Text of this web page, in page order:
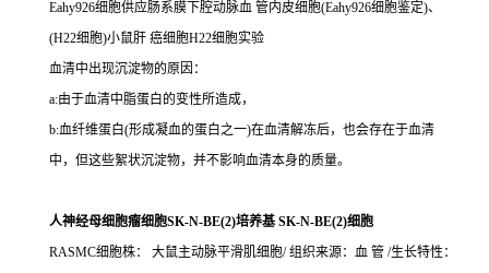
Eahy926细胞供应肠系膜下腔动脉血 管内皮细胞(Eahy926细胞鉴定)、
(H22细胞)小鼠肝 癌细胞H22细胞实验
血清中出现沉淀物的原因：
a:由于血清中脂蛋白的变性所造成，
b:血纤维蛋白(形成凝血的蛋白之一)在血清解冻后，也会存在于血清
中，但这些絮状沉淀物，并不影响血清本身的质量。
人神经母细胞瘤细胞SK-N-BE(2)培养基 SK-N-BE(2)细胞
RASMC细胞株： 大鼠主动脉平滑肌细胞/ 组织来源：血 管 /生长特性：